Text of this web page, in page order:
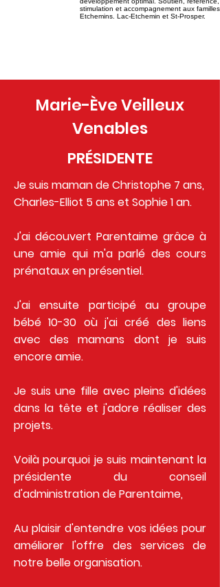
Marie-Ève Veilleux
Venables
PRÉSIDENTE
Je suis maman de Christophe 7 ans,
Charles-Elliot 5 ans et Sophie 1 an.
J'ai découvert Parentaime grâce à
une amie qui m'a parlé des cours
prénataux en présentiel.
J'ai ensuite participé au groupe
bébé 10-30 où j'ai créé des liens
avec des mamans dont je suis
encore amie.
Je suis une fille avec pleins d'idées
dans la tête et j'adore réaliser des
projets.
Voilà pourquoi je suis maintenant la
présidente du conseil
d'administration de Parentaime,
Au plaisir d'entendre vos idées pour
améliorer l'offre des services de
notre belle organisation.